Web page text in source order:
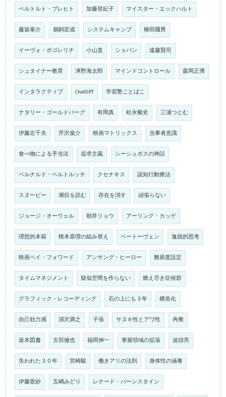
ベルトルト・ブレヒト 加藤登紀子 マイスター・エックハルト
藤坂泰介 鵜飼宏成 システムキャンプ 柳田國男
イーヴォ・ポゴレリチ 小山直 ショパン 遠藤賢司
シュタイナー教育 津野海太郎 マインドコントロール 森岡正博
インタラクティブ ChatGPT 学習塾ことばこ
ナタリー・ゴールドバーグ 有岡真 松永暢史 三浦つとむ
伊藤左千夫 芹沢俊介 映画マトリックス 当事者意識
食べ物による手当法 追求主義 シーシュポスの神話
ベルナルド・ベルトルッチ クセナキス 認知行動療法
スヌーピー 潮目を読む 存在を消す 頑張らない
ジョージ・オーウェル 朝井リョウ アーリング・カッゲ
理想的本箱 根本原理の組み替え ベートーヴェン 逸脱的思考
映画ペイ・フォワード アンサング・ヒーロー 難易度設定
タイムマネジメント 疑似空間を作らない 燃え尽き症候群
グラフィック・レコーディング 石の上にも３年 構造化
自己効力感 清沢満之 子張 サヌキ性とアワ性 冉雍
坂本図書 古田徹也 福岡伸一 掌握領域の拡張 波頭亮
失われた３０年 宮崎駿 働きアリの法則 身体性の涵養
伊藤亜紗 五嶋みどり レナード・バーンスタイン